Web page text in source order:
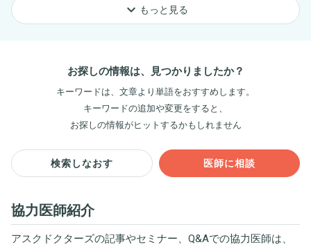
keyboard_arrow_down もっと見る
お探しの情報は、見つかりましたか？
キーワードは、文章より単語をおすすめします。
キーワードの追加や変更をすると、
お探しの情報がヒットするかもしれません
検索しなおす 医師に相談
協力医師紹介
アスクドクターズの記事やセミナー、Q&Aでの協力医師は、